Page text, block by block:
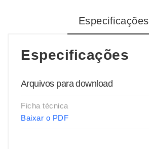
Especificações
Especificações
Arquivos para download
Ficha técnica
Baixar o PDF